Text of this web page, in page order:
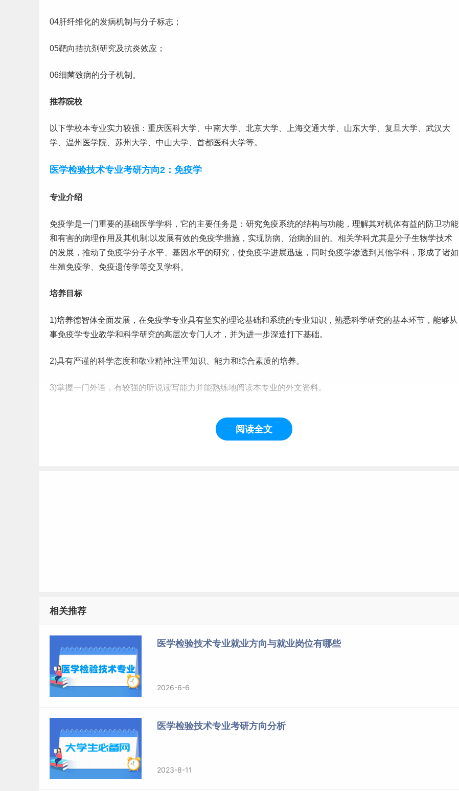
04肝纤维化的发病机制与分子标志；
05靶向拮抗剂研究及抗炎效应；
06细菌致病的分子机制。
推荐院校
以下学校本专业实力较强： 重庆医科大学、中南大学、 北京大学、 上海交通大学、 山东大学、复旦大学、武汉大
学、温州医学院、苏州大学、中山大学、首都医科大学等。
医学检验技术专业考研方向2：免疫学
专业介绍
免疫学是一门重要的基础医学学科，它的主要任务是：研究免疫系统的结构与功能，理解其对机体有益的防卫功能
和有害的病理作用及其机制;以发展有效的免疫学措施，实现防病、治病的目的。相关学科尤其是分子生物学技术
的发展，推动了免疫学分子水平、基因水平的研究，使免疫学进展迅速，同时免疫学渗透到其他学科，形成了诸如
生殖免疫学、免疫遗传学等交叉学科。
培养目标
1)培养德智体全面发展，在免疫学专业具有坚实的理论基础和系统的专业知识，熟悉科学研究的基本环节，能够从
事免疫学专业教学和科学研究的高层次专门人才，并为进一步深造打下基础。
2)具有严谨的科学态度和敬业精神;注重知识、能力和综合素质的培养。
3)掌握一门外语，有较强的听说读写能力并能熟练地阅读本专业的外文资料。
医学检验技术专业考研方向3：临床检验诊断学
临床检验诊断学是一门临床新兴学科，是临床医学学科下的一个耳机学科，是现代实验室科学技术与临床医学在更
高层次上的结合，是一门发展迅速、十分活跃，多技术、多学科交叉的具有其独特应用目标的学科。
医学相关学科的毕业生就业
经验的要求比较高，所以很多毕业生都未能找到对口的工作。再有就是此行业的从业人员更新换代的周期较长，更
加加剧了就业打压力。
阅读全文
相关推荐
医学检验技术专业就业方向与就业岗位有哪些
2026-6-6
医学检验技术专业考研方向分析
2023-8-11